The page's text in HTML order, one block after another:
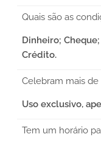
Quais são as
Dinheiro;
Crédito.
Celebram mais
Uso exclusivo,
Tem um horário